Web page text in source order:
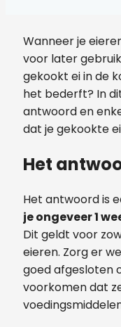
Wanneer je
voor later
gekookt ei in de
het bederft? In
antwoord en
dat je gekookte
Het
Het antwoord is
je ongeveer 1
Dit geldt voor
eieren. Zorg er
goed afgesloten
voorkomen dat